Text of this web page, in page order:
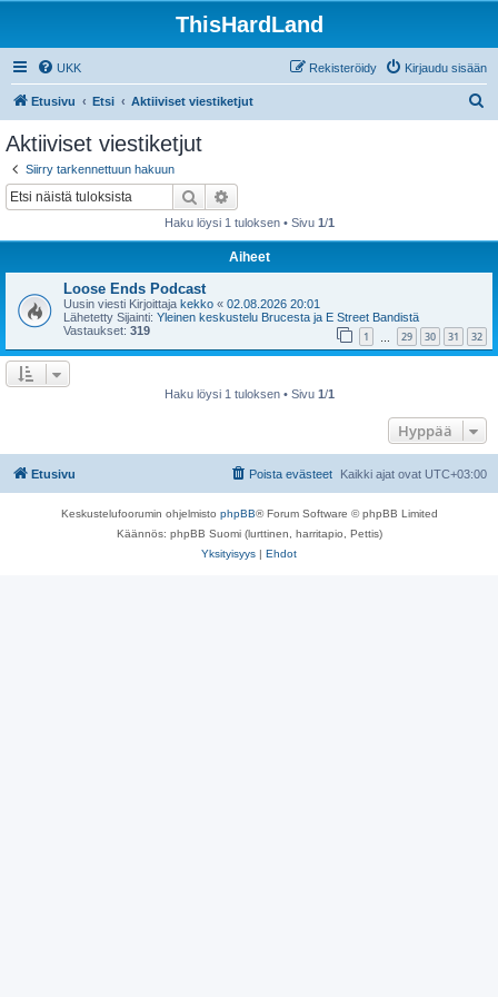
ThisHardLand
UKK Kirjaudu sisään
Rekisteröidy
Etusivu Etsi Aktiiviset viestiketjut
Aktiiviset viestiketjut
Siirry tarkennettuun hakuun
Etsi
Haku löysi 1 tuloksen • Sivu 1/1
Aiheet
Loose Ends Podcast
Uusin viesti Kirjoittaja kekko « 02.08.2026 20:01
Lähetetty Sijainti: Yleinen keskustelu Brucesta ja E Street Bandistä
Vastaukset: 319 1 29 30 31 32
Haku löysi 1 tuloksen • Sivu 1/1
Hyppää
Etusivu Kaikki ajat ovat UTC+03:00
Poista evästeet
Keskustelufoorumin ohjelmisto phpBB® Forum Software © phpBB Limited
Käännös: phpBB Suomi (lurttinen, harritapio, Pettis)
Yksityisyys | Ehdot